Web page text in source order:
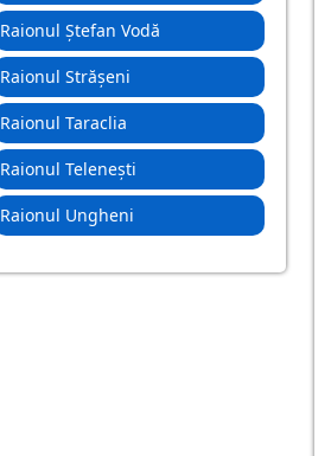
Raionul Ștefan Vodă
Raionul Strășeni
Raionul Taraclia
Raionul Telenești
Raionul Ungheni